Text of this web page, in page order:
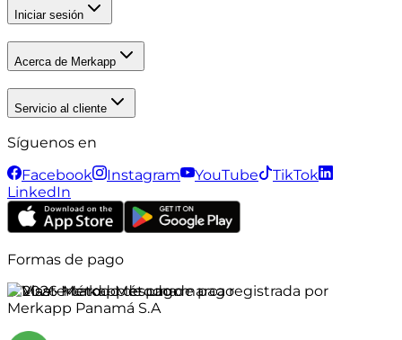
Iniciar sesión
Acerca de Merkapp
Servicio al cliente
Síguenos en
Facebook
Instagram YouTube
TikTok
LinkedIn
Formas de pago
©2026Merkapp es una marca registrada por
Merkapp Panamá S.A